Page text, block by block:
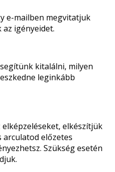
e-mailben megvitatjuk
igényeidet.
kitalálni, milyen
leginkább
elkészítjük
arculatod előzetes
Szükség esetén